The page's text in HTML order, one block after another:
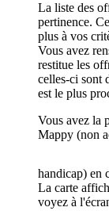
La liste des
pertinence.
plus à vos
Vous avez
restitue les
celles-ci sont
est le plus
Vous avez la
Mappy (non
handicap) en
La carte
voyez à